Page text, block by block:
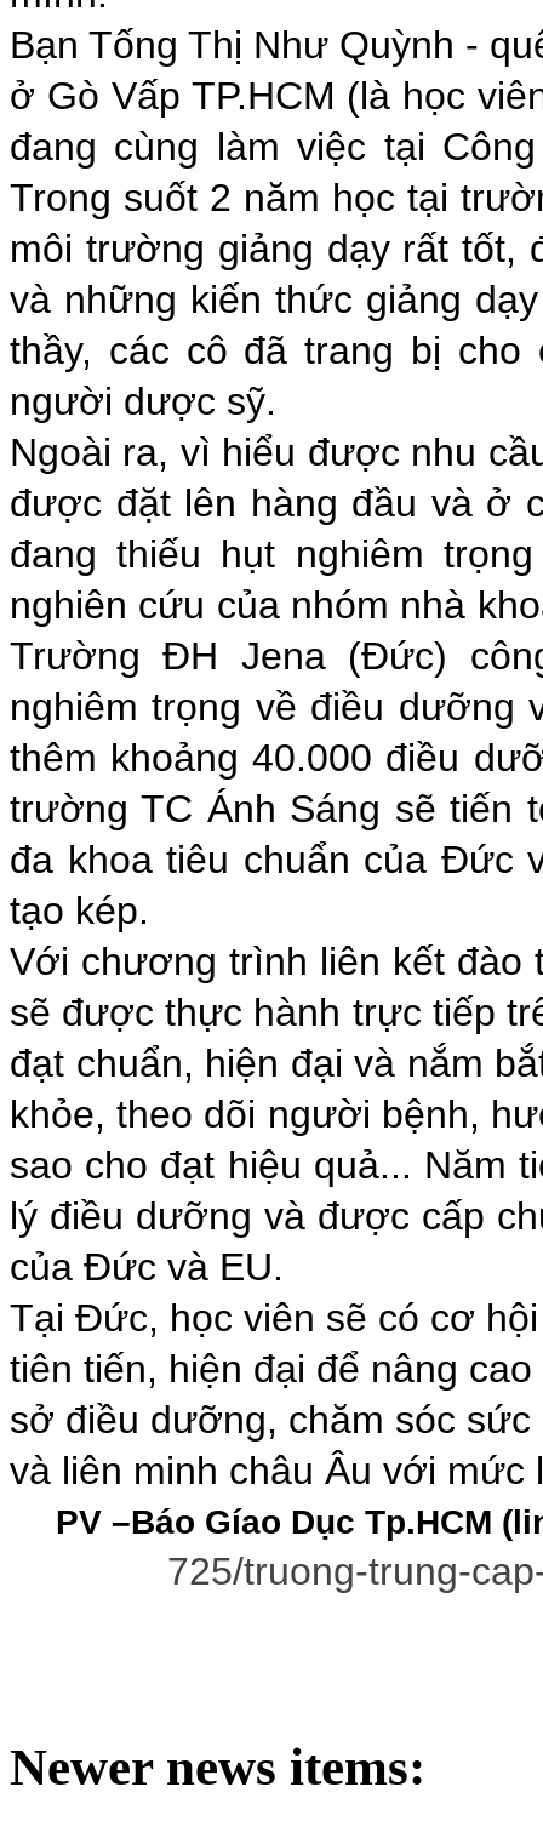
Bạn Tống Thị Như Quỳnh -
ở Gò Vấp TP.HCM (là học
đang cùng làm việc tại
Trong suốt 2 năm học tại
môi trường giảng dạy rất tốt,
và những kiến thức giảng
thầy, các cô đã trang bị
người dược sỹ.
Ngoài ra, vì hiểu được nhu
được đặt lên hàng đầu và ở
đang thiếu hụt nghiêm
nghiên cứu của nhóm nhà
Trường ĐH Jena (Đức)
nghiêm trọng về điều dưỡng
thêm khoảng 40.000 điều
trường TC Ánh Sáng sẽ tiến
đa khoa tiêu chuẩn của Đức
tạo kép.
Với chương trình liên kết đào
sẽ được thực hành trực tiếp
đạt chuẩn, hiện đại và nắm
khỏe, theo dõi người bệnh,
sao cho đạt hiệu quả... Năm
lý điều dưỡng và được cấp
của Đức và EU.
Tại Đức, học viên sẽ có cơ
tiên tiến, hiện đại để nâng
sở điều dưỡng, chăm sóc
và liên minh châu Âu với
PV –Báo Gíao Dục Tp.HCM
725/truong-trung-
Newer news items: